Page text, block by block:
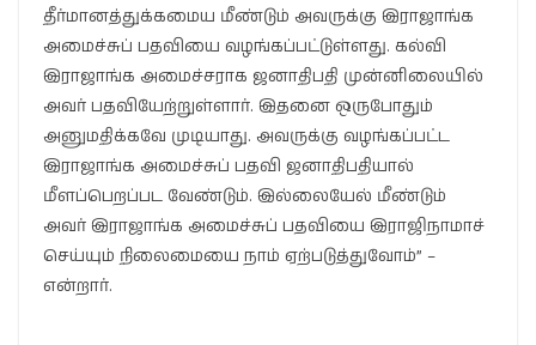
தீர்மானத்துக்கமைய மீண்டும் அவருக்கு இராஜாங்க
அமைச்சுப் பதவியை வழங்கப்பட்டுள்ளது. கல்வி
இராஜாங்க அமைச்சராக ஜனாதிபதி முன்னிலையில்
அவர் பதவியேற்றுள்ளார். இதனை ஒருபோதும்
அனுமதிக்கவே முடியாது. அவருக்கு வழங்கப்பட்ட
இராஜாங்க அமைச்சுப் பதவி ஜனாதிபதியால்
மீளப்பெறப்பட வேண்டும். இல்லையேல் மீண்டும்
அவர் இராஜாங்க அமைச்சுப் பதவியை இராஜிநாமாச்
செய்யும் நிலைமையை நாம் ஏற்படுத்துவோம்” –
என்றார்.